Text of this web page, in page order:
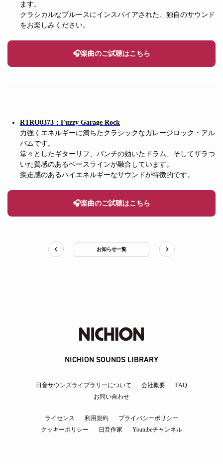
ます。
クラシカルなブルースにインスパイアされた、独自のサウンド
をお楽しみください。
🎧楽曲のご試聴はこちら
RTRO0373：Fuzzy Garage Rock
力強くエネルギーに満ちたクラシックなガレージロック・アル
バムです。
堂々としたギターリフ、パンチの効いたドラム、そしてザラつ
いた質感のあるベースラインが融合しています。
疾走感のあるハイエネルギーなサウンドが特徴的です。
🎧楽曲のご試聴はこちら
お知らせ一覧
NICHION SOUNDS LIBRARY
日音サウンズライブラリーについて 会社概要
FAQ
お問い合わせ
ライセンス 利用規約
プライバシーポリシー
クッキーポリシー
日音作家 Youtubeチャンネル